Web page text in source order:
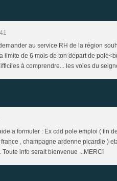
au service RH de la région
limite de 6 mois de ton départ de
à comprendre... les voies du
a formuler : Ex cdd pole emploi ( fin
, champagne ardenne picardie )
info serait bienvenue ...MERCI